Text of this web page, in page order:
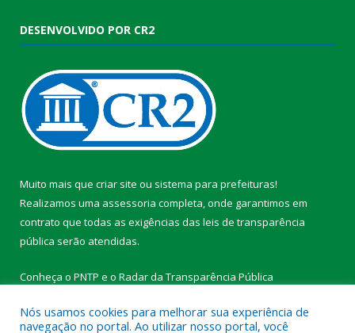
DESENVOLVIDO POR CR2
Muito mais que criar site ou sistema para prefeituras!
Realizamos uma assessoria completa, onde garantimos em
contrato que todas as exigências das leis de transparência
pública serão atendidas.
Conheça o PNTP e o Radar da Transparência Pública
Nós usamos cookies para melhorar sua experiência de
navegação no portal. Ao utilizar nosso portal, você